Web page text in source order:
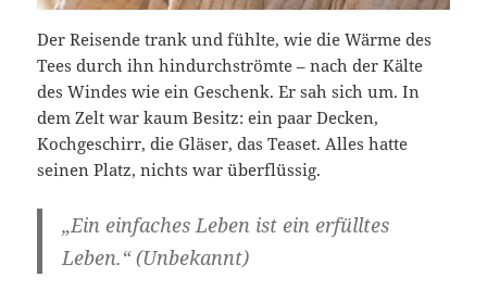
Der Reisende trank und fühlte, wie die Wärme des
Tees durch ihn hindurchströmte – nach der Kälte
des Windes wie ein Geschenk. Er sah sich um. In
dem Zelt war kaum Besitz: ein paar Decken,
Kochgeschirr, die Gläser, das Teaset. Alles hatte
seinen Platz, nichts war überflüssig.
„Ein einfaches Leben ist ein erfülltes
Leben.“ (Unbekannt)